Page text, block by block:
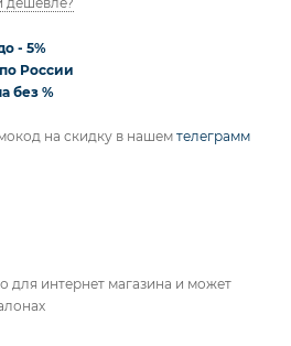
- 5%
России
без %
на скидку в нашем телеграмм
для интернет магазина и может